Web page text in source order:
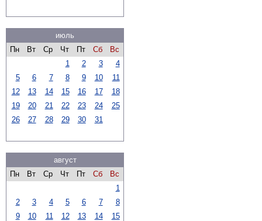
июль
Пн
Вт Ср Чт Пт Сб
Вс
1
2 3
4
5
6 7 8 9 10
11
12
13 14 15 16 17
18
19
20 21 22 23 24
25
26
27 28 29 30 31
август
Пн
Вт Ср Чт Пт Сб
Вс
1
2
3 4 5 6 7
8
9
10 11 12 13 14
15